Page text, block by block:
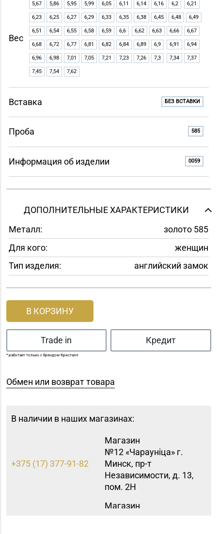
Вес
5,67 5,86 5,95 5,99 6,05 6,11 6,14 6,16 6,2 6,21
6,23 6,25 6,27 6,29 6,33 6,35 6,38 6,45 6,48 6,49
6,51 6,54 6,55 6,58 6,59 6,6 6,62 6,63 6,66 6,67
6,68 6,72 6,77 6,81 6,82 6,84 6,89 6,9 6,91 6,94
6,96 6,98 7,01 7,05 7,21 7,23 7,26 7,3 7,34 7,37
7,45 7,54 7,62
Вставка БЕЗ ВСТАВКИ
Проба 585
Информация об изделии 0059
ДОПОЛНИТЕЛЬНЫЕ ХАРАКТЕРИСТИКИ
Металл:
золото 585
Для кого:
женщин
Тип изделия:
английский замок
В КОРЗИНУ
Trade in Кредит
* работает только с брендом Кристалл
Обмен или возврат товара
В наличии в наших магазинах:
+375 (17) 377-91-82
Магазин
№12 «Чараунiца» г.
Минск, пр-т
Независимости, д. 13,
пом. 2Н
Магазин